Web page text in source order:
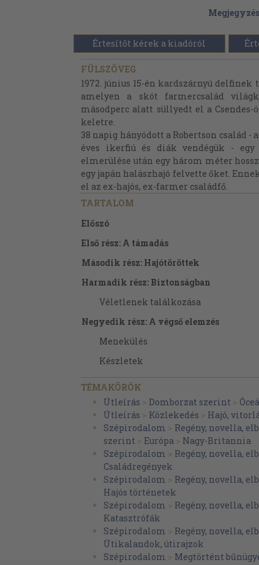
Értesítőt kérek a kiadóról
FÜLSZÖVEG
1972. június 15-én kardszárnyú delfinek
amelyen a skót farmercsalád
másodperc alatt süllyedt el a Csendes-
keletre.
38 napig hányódott a Robertson család -
éves ikerfiú és diák vendégük -
elmerülése után egy három méter
egy japán halászhajó felvette őket.
el az ex-hajós, ex-farmer családfő.
TARTALOM
Előszó
Első rész: A támadás
Második rész: Hajótöröttek
Harmadik rész: Biztonságban
Véletlenek találkozása
Negyedik rész: A végső elemzés
Menekülés
Készletek
Hogyan cselekedjünk
A vízi jármű
A jellem kérdése
Ellenségeink
A könyvben szereplő angol
megfelelői
Hajózási kifejezések
TÉMAKÖRÖK
Útleírás > Domborzat szerint >
Útleírás > Közlekedés > Hajó,
Szépirodalom > Regény, novella,
szerint > Európa > Nagy-Britannia
Szépirodalom > Regény, novella,
Családregények
Szépirodalom > Regény, novella,
Hajós történetek
Szépirodalom > Regény, novella,
Katasztrófák
Szépirodalom > Regény, novella,
Útikalandok, útirajzok
Szépirodalom > Megtörtént